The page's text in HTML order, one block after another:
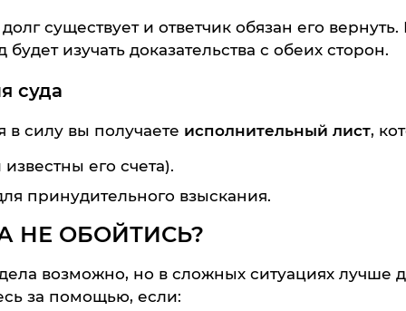
существует и ответчик обязан его
изучать доказательства с обеих сторон.
суда
силу вы получаете исполнительный лист,
его счета).
принудительного взыскания.
НЕ ОБОЙТИСЬ?
возможно, но в сложных ситуациях лучше
за помощью, если: